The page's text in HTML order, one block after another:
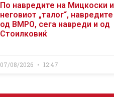
По навредите на Мицкоски и
неговиот „талог“, навредите
од ВМРО, сега навреди и од
Стоилковиќ
07/08/2026 12:47